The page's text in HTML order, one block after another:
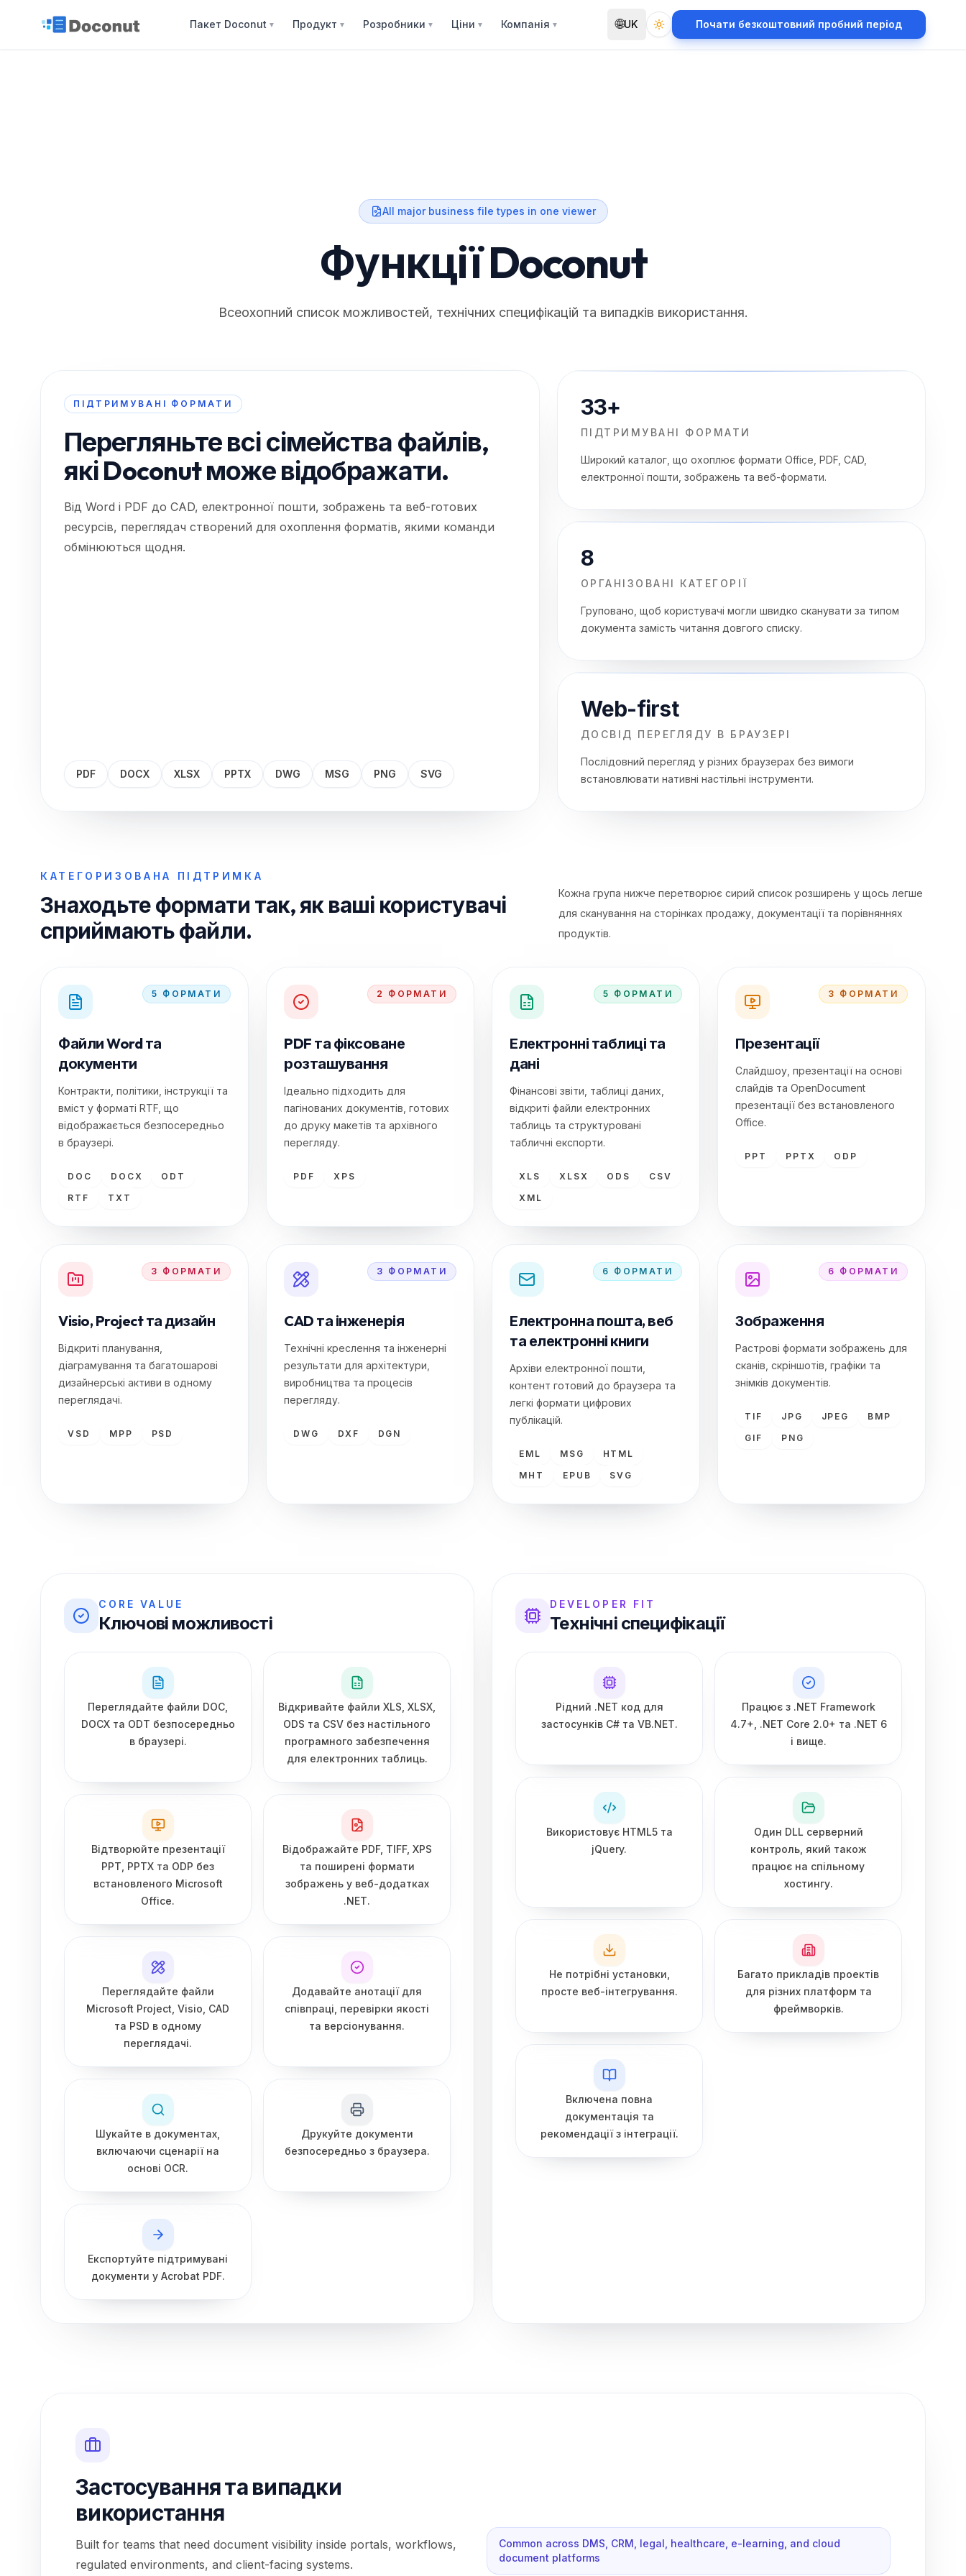
Пакет Doconut ▼ Продукт ▼ Розробники ▼ Ціни ▼ Компанія ▼ 🌐UK Toggle themeПочати безкоштовний пробний період
All major business file types in one viewer
Функції Doconut
Всеохопний список можливостей, технічних специфікацій та випадків використання.
ПІДТРИМУВАНІ ФОРМАТИ
Перегляньте всі сімейства файлів,
які Doconut може відображати.
Від Word і PDF до CAD, електронної пошти, зображень та веб-готових
ресурсів, переглядач створений для охоплення форматів, якими команди
обмінюються щодня.
PDF DOCX XLSX PPTX DWG MSG PNG SVG
33+
ПІДТРИМУВАНІ ФОРМАТИ
Широкий каталог, що охоплює формати Office, PDF, CAD,
електронної пошти, зображень та веб-формати.
8
ОРГАНІЗОВАНІ КАТЕГОРІЇ
Груповано, щоб користувачі могли швидко сканувати за типом
документа замість читання довгого списку.
Web-first
ДОСВІД ПЕРЕГЛЯДУ В БРАУЗЕРІ
Послідовний перегляд у різних браузерах без вимоги
встановлювати нативні настільні інструменти.
КАТЕГОРИЗОВАНА ПІДТРИМКА
Знаходьте формати так, як ваші користувачі
сприймають файли.
Кожна група нижче перетворює сирий список розширень у щось легше
для сканування на сторінках продажу, документації та порівняннях
продуктів.
5 ФОРМАТИ
Файли Word та
документи
Контракти, політики, інструкції та
вміст у форматі RTF, що
відображається безпосередньо
в браузері.
DOC DOCX
ODT
RTF
TXT
2 ФОРМАТИ
PDF та фіксоване
розташування
Ідеально підходить для
пагінованих документів, готових
до друку макетів та архівного
перегляду.
PDF XPS
5 ФОРМАТИ
Електронні таблиці та
дані
Фінансові звіти, таблиці даних,
відкриті файли електронних
таблиць та структуровані
табличні експорти.
XLS XLSX ODS
CSV
XML
3 ФОРМАТИ
Презентації
Слайдшоу, презентації на основі
слайдів та OpenDocument
презентації без встановленого
Office.
PPT PPTX ODP
3 ФОРМАТИ
Visio, Project та дизайн
Відкриті планування,
діаграмування та багатошарові
дизайнерські активи в одному
переглядачі.
VSD MPP PSD
3 ФОРМАТИ
CAD та інженерія
Технічні креслення та інженерні
результати для архітектури,
виробництва та процесів
перегляду.
DWG DXF DGN
6 ФОРМАТИ
Електронна пошта, веб
та електронні книги
Архіви електронної пошти,
контент готовий до браузера та
легкі формати цифрових
публікацій.
EML MSG
HTML
MHT
EPUB SVG
6 ФОРМАТИ
Зображення
Растрові формати зображень для
сканів, скріншотів, графіки та
знімків документів.
TIF JPG JPEG
BMP
GIF
PNG
CORE VALUE
Ключові можливості
Переглядайте файли DOC,
DOCX та ODT безпосередньо
в браузері.
Відкривайте файли XLS, XLSX,
ODS та CSV без настільного
програмного забезпечення
для електронних таблиць.
Відтворюйте презентації
PPT, PPTX та ODP без
встановленого Microsoft
Office.
Відображайте PDF, TIFF, XPS
та поширені формати
зображень у веб-додатках
.NET.
Переглядайте файли
Microsoft Project, Visio, CAD
та PSD в одному
переглядачі.
Додавайте анотації для
співпраці, перевірки якості
та версіонування.
Шукайте в документах,
включаючи сценарії на
основі OCR.
Друкуйте документи
безпосередньо з браузера.
Експортуйте підтримувані
документи у Acrobat PDF.
DEVELOPER FIT
Технічні специфікації
Рідний .NET код для
застосунків C# та VB.NET.
Працює з .NET Framework
4.7+, .NET Core 2.0+ та .NET 6
і вище.
Використовує HTML5 та
jQuery.
Один DLL серверний
контроль, який також
працює на спільному
хостингу.
Не потрібні установки,
просте веб-інтегрування.
Багато прикладів проектів
для різних платформ та
фреймворків.
Включена повна
документація та
рекомендації з інтеграції.
Застосування та випадки
використання
Built for teams that need document visibility inside portals, workflows,
regulated environments, and client-facing systems.
Common across DMS, CRM, legal, healthcare, e-learning, and cloud
document platforms